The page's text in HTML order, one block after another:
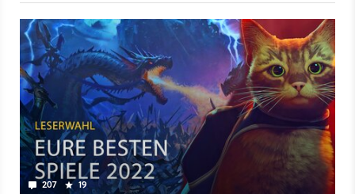
eine Ansammlung von Gebäuden, Straßen und Ornamenten
markieren, abspeichern und anschließend woanders exakt
gleich erneut einsetzen könnt. Tolle Idee: Die Stempel lassen
sich auch in anderen Spielständen einsetzen und sogar über
das Internet mit Freunden teilen. Ihr könnt Stempel
importieren, im Windows-Explorer umbenennen und in
Ordnern organisieren. Das Stempel-Feature kommt mit dem
letzten Update für Anno 1800 ins Spiel, über weitere
angekündigte Features und den Releasetermin informieren wir
euch in unserer News zum Thema.
207 19